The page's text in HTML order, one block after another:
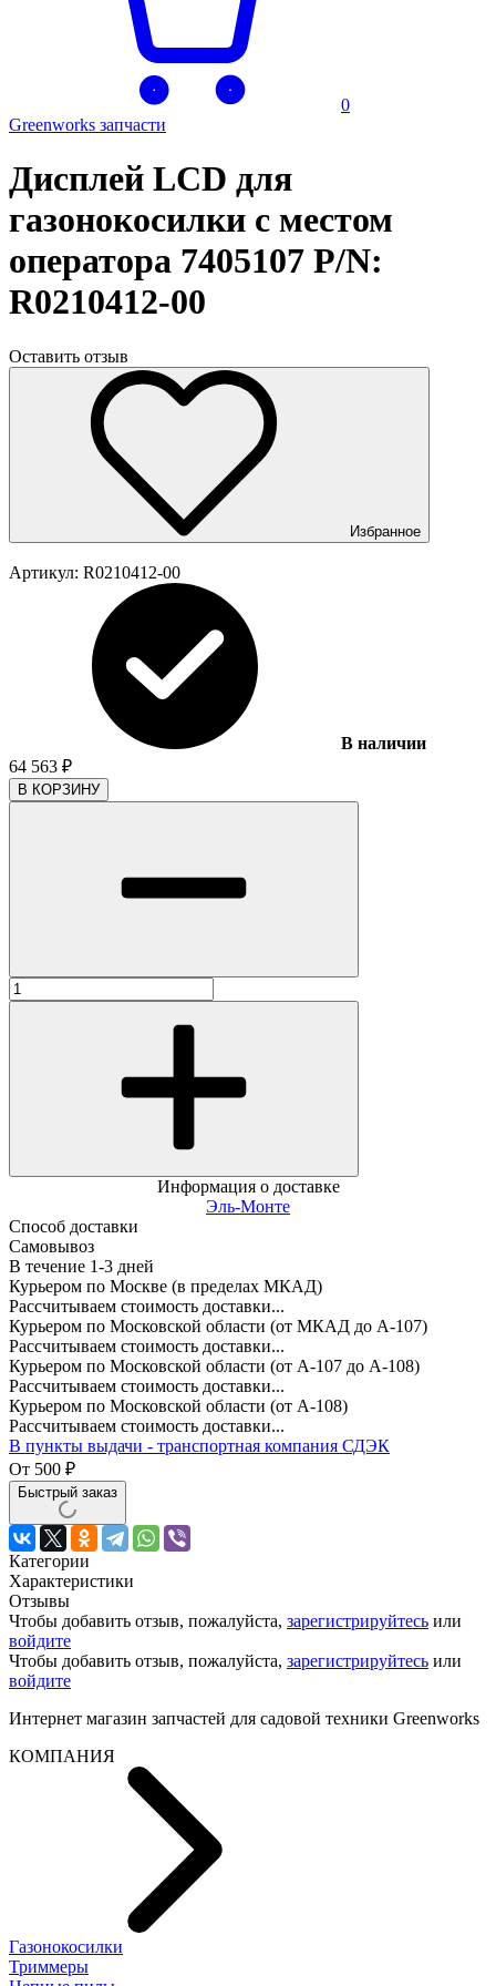
0
Greenworks запчасти
Дисплей LCD для
газонокосилки с местом
оператора 7405107 P/N:
R0210412-00
Оставить отзыв
Избранное
Артикул: R0210412-00
В наличии
64 563 ₽
В КОРЗИНУ
Информация о доставке
Эль-Монте
Способ доставки
Самовывоз
В течение 1-3 дней
Курьером по Москве (в пределах МКАД)
Рассчитываем стоимость доставки...
Курьером по Московской области (от МКАД до А-107)
Рассчитываем стоимость доставки...
Курьером по Московской области (от А-107 до А-108)
Рассчитываем стоимость доставки...
Курьером по Московской области (от А-108)
Рассчитываем стоимость доставки...
В пункты выдачи - транспортная компания СДЭК
От 500 ₽
Быстрый заказ
Категории
Характеристики
Отзывы
Чтобы добавить отзыв, пожалуйста, зарегистрируйтесь или
войдите
Чтобы добавить отзыв, пожалуйста, зарегистрируйтесь или
войдите
Интернет магазин запчастей для садовой техники Greenworks
КОМПАНИЯ
Газонокосилки
Триммеры